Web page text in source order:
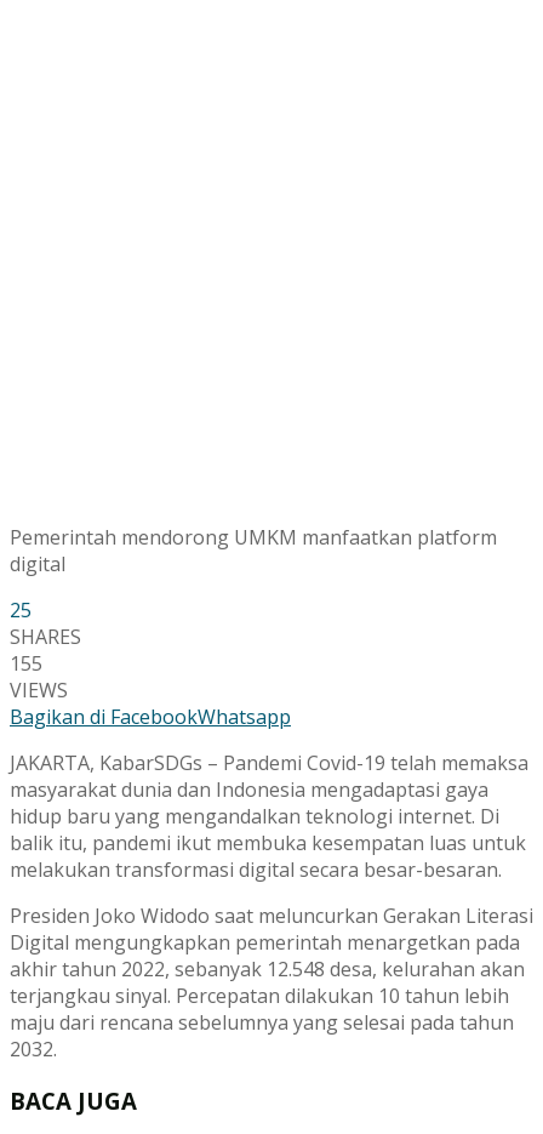
Pemerintah mendorong UMKM manfaatkan platform
digital
25
SHARES
155
VIEWS
Bagikan di FacebookWhatsapp
JAKARTA, KabarSDGs – Pandemi Covid-19 telah memaksa
masyarakat dunia dan Indonesia mengadaptasi gaya
hidup baru yang mengandalkan teknologi internet. Di
balik itu, pandemi ikut membuka kesempatan luas untuk
melakukan transformasi digital secara besar-besaran.
Presiden Joko Widodo saat meluncurkan Gerakan Literasi
Digital mengungkapkan pemerintah menargetkan pada
akhir tahun 2022, sebanyak 12.548 desa, kelurahan akan
terjangkau sinyal. Percepatan dilakukan 10 tahun lebih
maju dari rencana sebelumnya yang selesai pada tahun
2032.
BACA JUGA